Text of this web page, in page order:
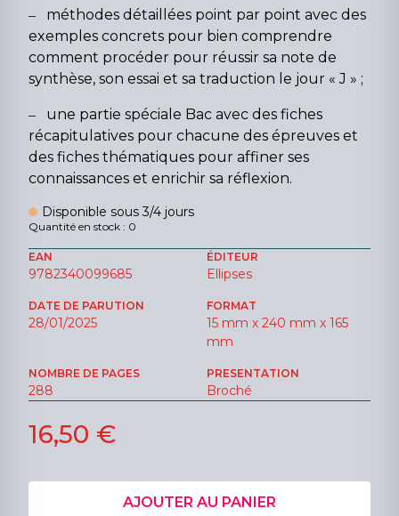
‒ méthodes détaillées point par point avec des
exemples concrets pour bien comprendre
comment procéder pour réussir sa note de
synthèse, son essai et sa traduction le jour « J » ;
‒ une partie spéciale Bac avec des fiches
récapitulatives pour chacune des épreuves et
des fiches thématiques pour affiner ses
connaissances et enrichir sa réflexion.
Disponible sous 3/4 jours
Quantité en stock : 0
EAN
9782340099685
ÉDITEUR
Ellipses
DATE DE PARUTION
28/01/2025
FORMAT
15 mm x 240 mm x 165
mm
NOMBRE DE PAGES
288
PRESENTATION
Broché
16,50 €
AJOUTER AU PANIER